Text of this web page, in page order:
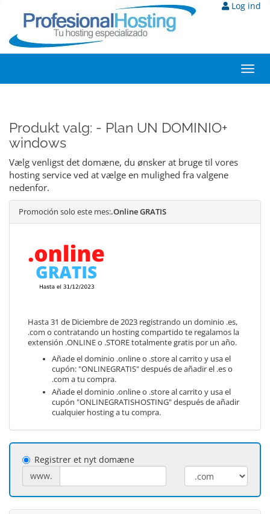
Log ind
Produkt valg: - Plan UN DOMINIO+
windows
Vælg venligst det domæne, du ønsker at bruge til vores
hosting service ved at vælge en mulighed fra valgene
nedenfor.
Promoción solo este mes:.Online GRATIS
Hasta 31 de Diciembre de 2023 registrando un dominio .es,
.com o contratando un hosting compartido te regalamos la
extensión .ONLINE o .STORE totalmente gratis por un año.
Añade el dominio .online o .store al carrito y usa el
cupón: "ONLINEGRATIS" después de añadir el .es o
.com a tu compra.
Añade el dominio .online o .store al carrito y usa el
cupón "ONLINEGRATISHOSTING" después de añadir
cualquier hosting a tu compra.
Registrer et nyt domæne
www.